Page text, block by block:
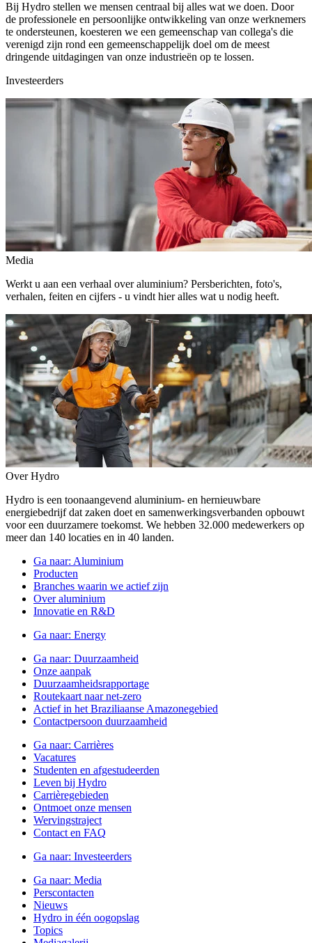
Bij Hydro stellen we mensen centraal bij alles wat we doen. Door
de professionele en persoonlijke ontwikkeling van onze werknemers
te ondersteunen, koesteren we een gemeenschap van collega's die
verenigd zijn rond een gemeenschappelijk doel om de meest
dringende uitdagingen van onze industrieën op te lossen.
Investeerders
Media
Werkt u aan een verhaal over aluminium? Persberichten, foto's,
verhalen, feiten en cijfers - u vindt hier alles wat u nodig heeft.
Over Hydro
Hydro is een toonaangevend aluminium- en hernieuwbare
energiebedrijf dat zaken doet en samenwerkingsverbanden opbouwt
voor een duurzamere toekomst. We hebben 32.000 medewerkers op
meer dan 140 locaties en in 40 landen.
Ga naar: Aluminium
Producten
Branches waarin we actief zijn
Over aluminium
Innovatie en R&D
Ga naar: Energy
Ga naar: Duurzaamheid
Onze aanpak
Duurzaamheidsrapportage
Routekaart naar net-zero
Actief in het Braziliaanse Amazonegebied
Contactpersoon duurzaamheid
Ga naar: Carrières
Vacatures
Studenten en afgestudeerden
Leven bij Hydro
Carrièregebieden
Ontmoet onze mensen
Wervingstraject
Contact en FAQ
Ga naar: Investeerders
Ga naar: Media
Perscontacten
Nieuws
Hydro in één oogopslag
Topics